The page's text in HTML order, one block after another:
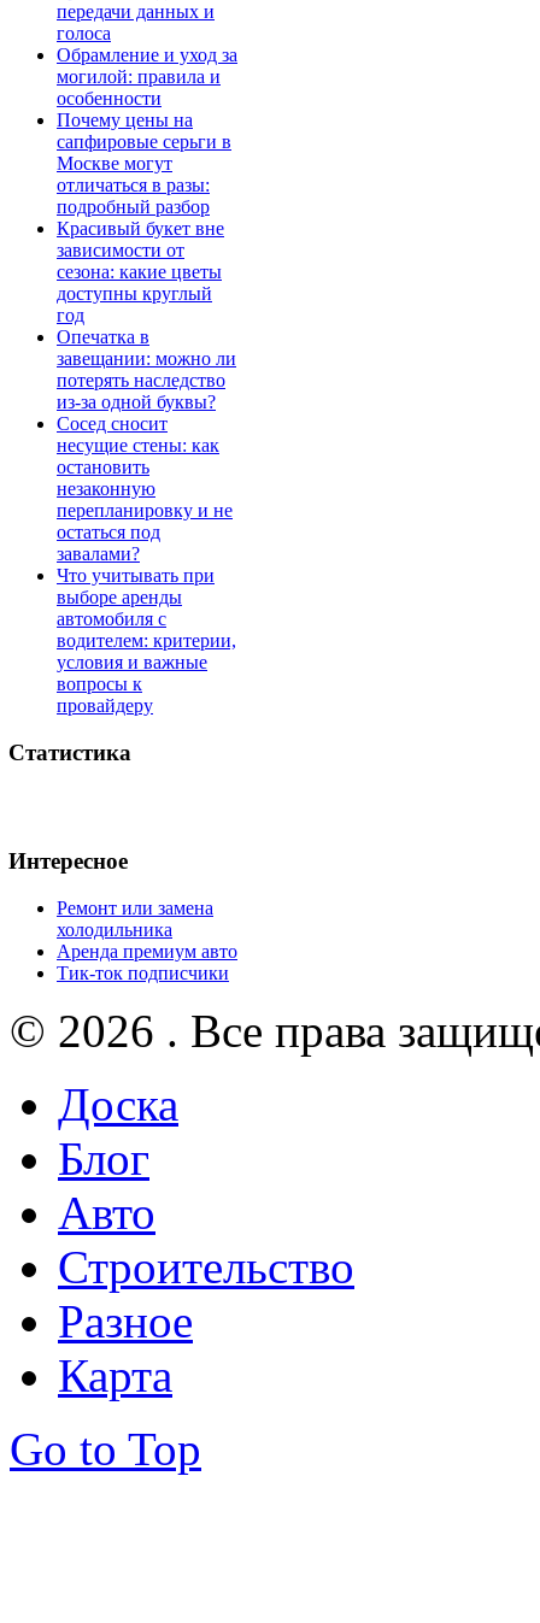
передачи данных и
голоса
Обрамление и уход за
могилой: правила и
особенности
Почему цены на
сапфировые серьги в
Москве могут
отличаться в разы:
подробный разбор
Красивый букет вне
зависимости от
сезона: какие цветы
доступны круглый
год
Опечатка в
завещании: можно ли
потерять наследство
из-за одной буквы?
Сосед сносит
несущие стены: как
остановить
незаконную
перепланировку и не
остаться под
завалами?
Что учитывать при
выборе аренды
автомобиля с
водителем: критерии,
условия и важные
вопросы к
провайдеру
Статистика
Интересное
Ремонт или замена
холодильника
Аренда премиум авто
Тик-ток подписчики
© 2026 . Все права
Доска
Блог
Авто
Строительство
Разное
Карта
Go to Top